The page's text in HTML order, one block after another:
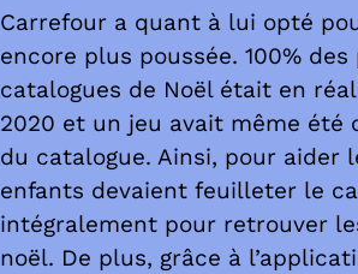
Carrefour a quant à lui opté
encore plus poussée. 100%
catalogues de Noël était en
2020 et un jeu avait même été
du catalogue. Ainsi, pour aider
enfants devaient feuilleter le
intégralement pour retrouver
noël. De plus, grâce à